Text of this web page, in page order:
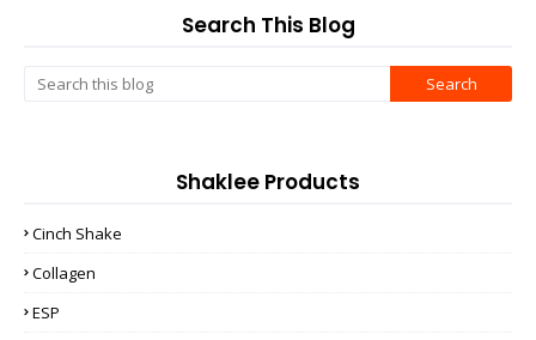
Search This Blog
Shaklee Products
Cinch Shake
Collagen
ESP